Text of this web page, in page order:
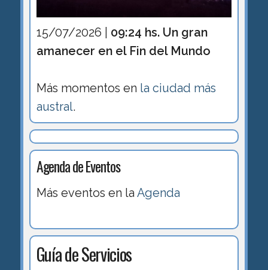
15/07/2026 | 09:24 hs. Un gran
amanecer en el Fin del Mundo
Más momentos en la ciudad más
austral.
Agenda de Eventos
Más eventos en la Agenda
Guía de Servicios